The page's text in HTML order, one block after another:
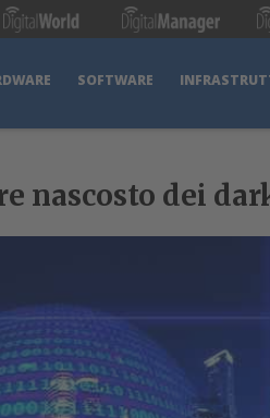
SOFTWARE
nascosto dei